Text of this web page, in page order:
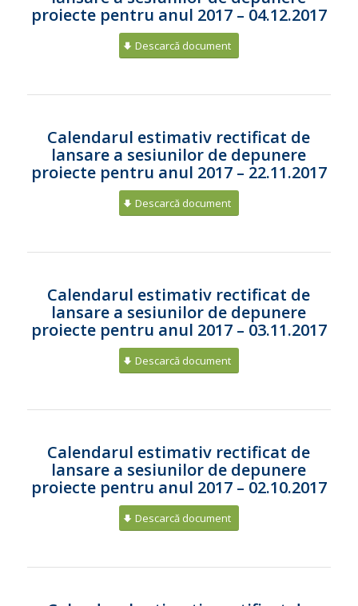
proiecte pentru anul 2017 – 04.12.2017
Descarcă document
Calendarul estimativ rectificat de
lansare a sesiunilor de depunere
proiecte pentru anul 2017 – 22.11.2017
Descarcă document
Calendarul estimativ rectificat de
lansare a sesiunilor de depunere
proiecte pentru anul 2017 – 03.11.2017
Descarcă document
Calendarul estimativ rectificat de
lansare a sesiunilor de depunere
proiecte pentru anul 2017 – 02.10.2017
Descarcă document